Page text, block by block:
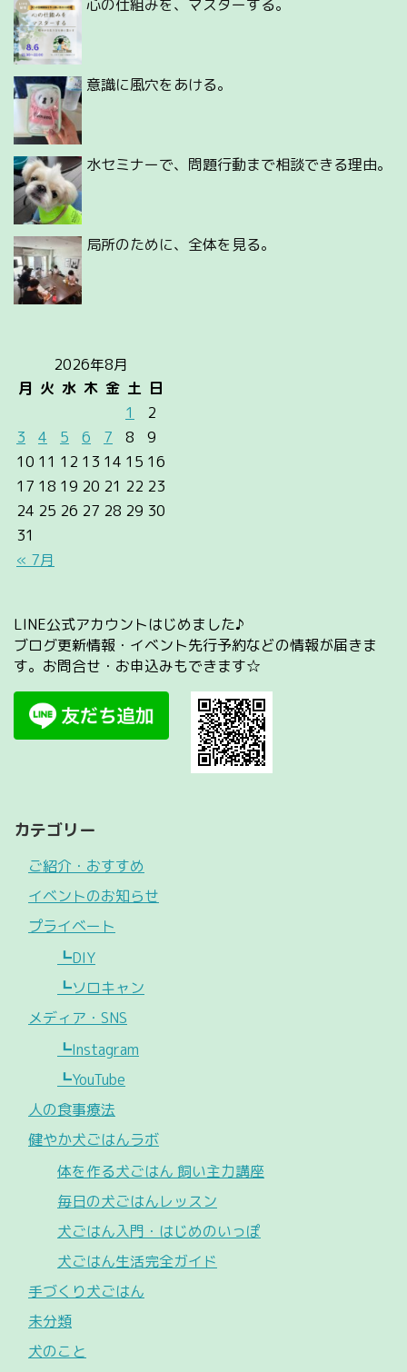
心の仕組みを、マスターする。
意識に風穴をあける。
水セミナーで、問題行動まで相談できる理由。
局所のために、全体を見る。
2026年8月
月 火 水 木 金 土 日
« 7月
1
2
3
4 5 6 7 8
9
10 11 12 13 14 15 16
17 18 19 20 21 22 23
24 25 26 27 28 29 30
31
LINE公式アカウントはじめました♪
ブログ更新情報・イベント先行予約などの情報が届きま
す。お問合せ・お申込みもできます☆
カテゴリー
ご紹介・おすすめ
イベントのお知らせ
プライベート
┗DIY
┗ソロキャン
メディア・SNS
┗Instagram
┗YouTube
人の食事療法
健やか犬ごはんラボ
体を作る犬ごはん 飼い主力講座
毎日の犬ごはんレッスン
犬ごはん入門・はじめのいっぽ
犬ごはん生活完全ガイド
手づくり犬ごはん
未分類
犬のこと